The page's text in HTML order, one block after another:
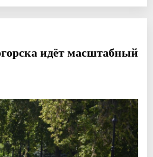
идёт масштабный